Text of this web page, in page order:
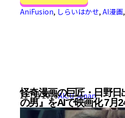
AniFusion, しらいはかせ, AI漫画
怪奇漫画の巨匠・日野日
の男』をAIで映画化 7月
22 7月 2026AICU Japan